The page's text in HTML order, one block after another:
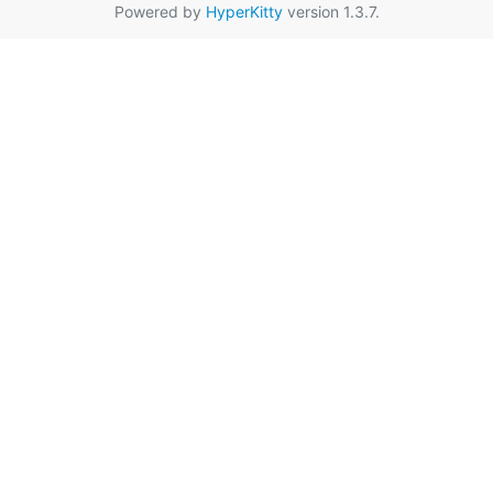
Powered by HyperKittyversion 1.3.7.